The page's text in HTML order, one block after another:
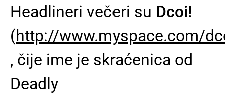
Headlineri večeri su Dcoi!
(http://www.myspace.com/
, čije ime je skraćenica od
Deadly